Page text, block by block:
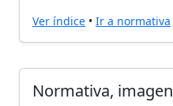
Ver índice • Ir a normativa
Normativa,